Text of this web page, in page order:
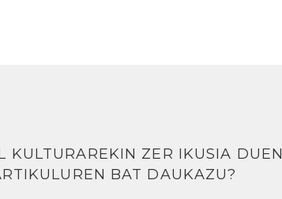
KULTURAREKIN ZER IKUSIA DUEN
BAT DAUKAZU?